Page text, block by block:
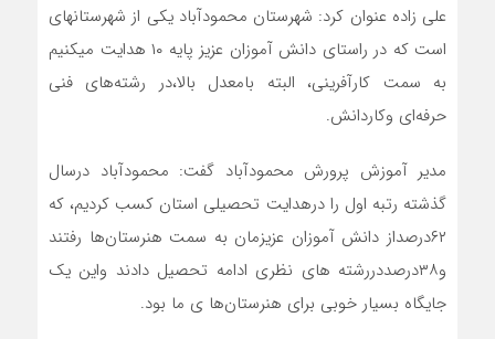
علی زاده عنوان کرد: شهرستان محمودآباد یکی از شهرستانهای
است که در راستای دانش آموزان عزیز پایه ۱۰ هدایت میکنیم
به سمت کارآفرینی، البته‌ بامعدل بالا،در رشته‌های فنی
حرفه‌ای وکاردانش.
مدیر آموزش پرورش محمودآباد گفت: محمودآباد درسال
گذشته رتبه اول را درهدایت تحصیلی استان کسب کردیم، که
۶۲درصداز دانش آموزان عزیزمان به سمت هنرستان‌ها رفتند
و۳۸درصددررشته های نظری ادامه تحصیل دادند واین یک
جایگاه بسیار خوبی برای هنرستان‌ها ی ما بود.